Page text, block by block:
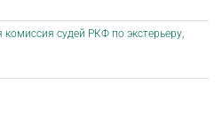
судей РКФ по экстерьеру